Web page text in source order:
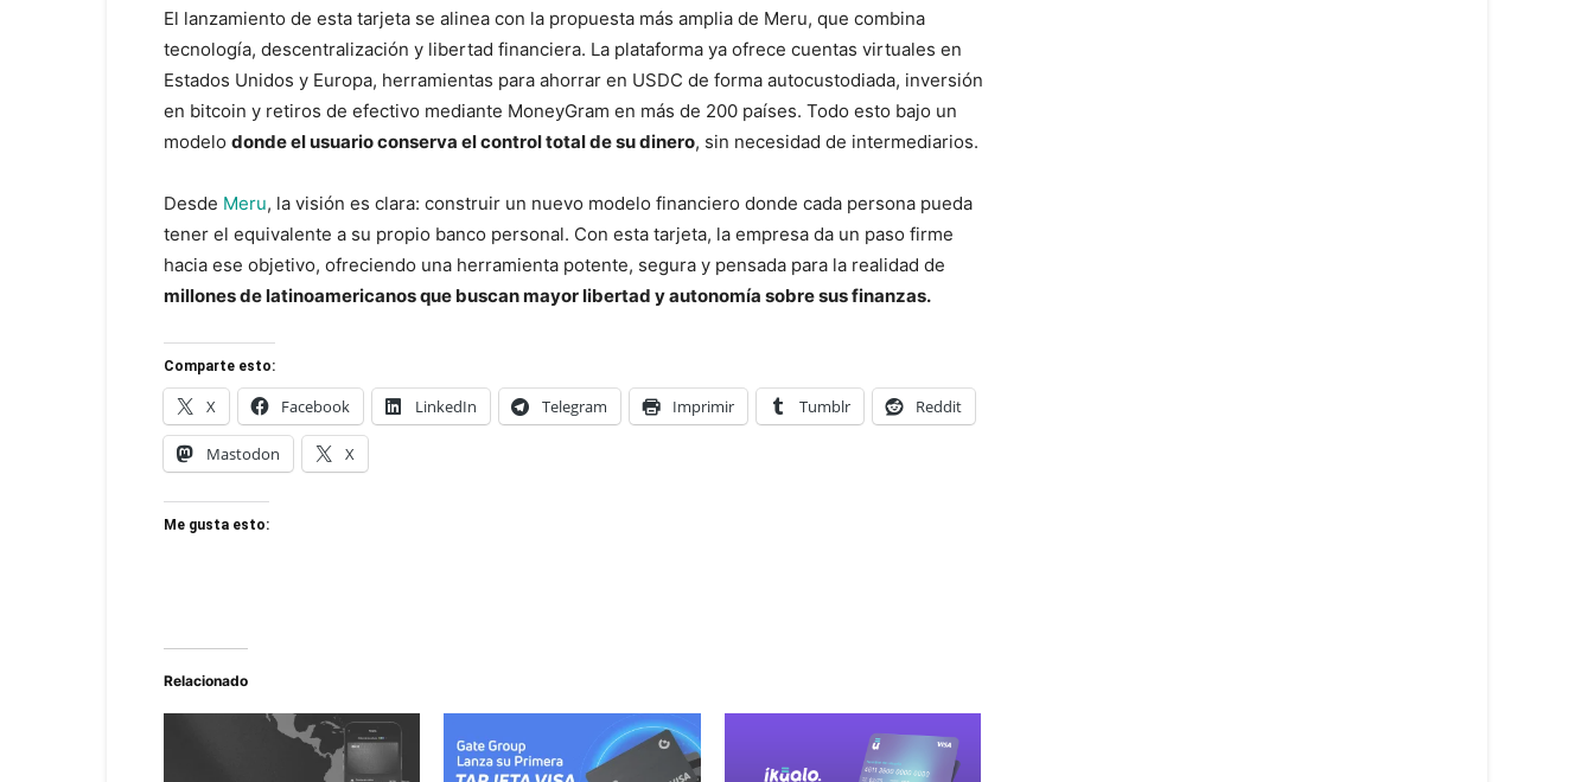
El lanzamiento de esta tarjeta se alinea con la propuesta más amplia de Meru, que combina
tecnología, descentralización y libertad financiera. La plataforma ya ofrece cuentas virtuales en
Estados Unidos y Europa, herramientas para ahorrar en USDC de forma autocustodiada, inversión
en bitcoin y retiros de efectivo mediante MoneyGram en más de 200 países. Todo esto bajo un
modelo donde el usuario conserva el control total de su dinero, sin necesidad de intermediarios.
Desde Meru, la visión es clara: construir un nuevo modelo financiero donde cada persona pueda
tener el equivalente a su propio banco personal. Con esta tarjeta, la empresa da un paso firme
hacia ese objetivo, ofreciendo una herramienta potente, segura y pensada para la realidad de
millones de latinoamericanos que buscan mayor libertad y autonomía sobre sus finanzas.
Comparte esto:
X Facebook LinkedIn Telegram Imprimir Tumblr Reddit
Mastodon X
Me gusta esto:
Relacionado